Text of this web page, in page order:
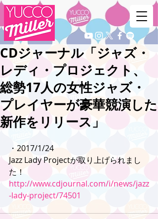
CDジャーナル「ジャズ・
レディ・プロジェクト、
総勢17人の女性ジャズ・
プレイヤーが豪華競演した
新作をリリース」
・2017/1/24
Jazz Lady Projectが取り上げられまし
た！
http://www.cdjournal.com/i/news/jazz
-lady-project/74501